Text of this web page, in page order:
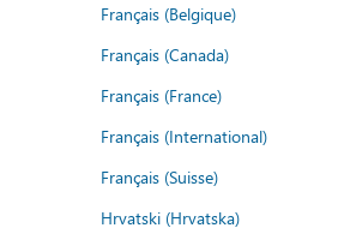
Français (Belgique)
Français (Canada)
Français (France)
Français (International)
Français (Suisse)
Hrvatski (Hrvatska)